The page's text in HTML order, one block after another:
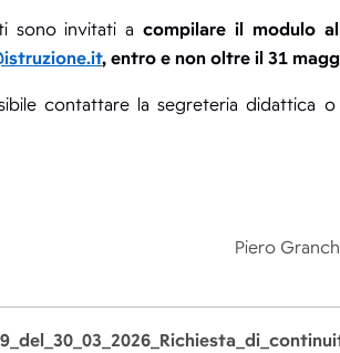
sono invitati acompilare il modulo
, entro e non oltre il 31
contattare la segreteria
Piero